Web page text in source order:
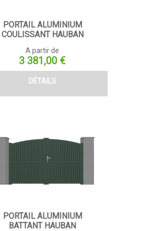
PORTAIL ALUMINIUM
COULISSANT HAUBAN
A partir de
Prix
3 381,00 €
DÉTAILS
PORTAIL ALUMINIUM
BATTANT HAUBAN